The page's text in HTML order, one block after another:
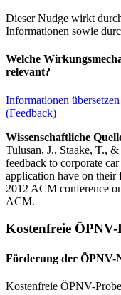
Dieser Nudge wirkt
Informationen sowie
Welche
relevant?
Informationen übersetzen
(Feedback)
Wissenschaftliche
Tulusan, J., Staake, T.,
feedback to corporate
application have on their
2012 ACM conference
ACM.
Kostenfreie
Förderung der ÖPNV-
Kostenfreie ÖPNV-